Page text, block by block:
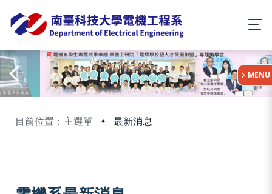
目前位置：主選單 最新消息
:::
MENU